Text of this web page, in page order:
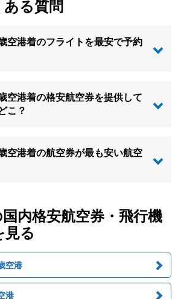
る質問
空港着のフライトを最安で予約
空港着の格安航空券を提供して
こ？
空港着の航空券が最も安い航空
内格安航空券・飛行機
見る
空港
港